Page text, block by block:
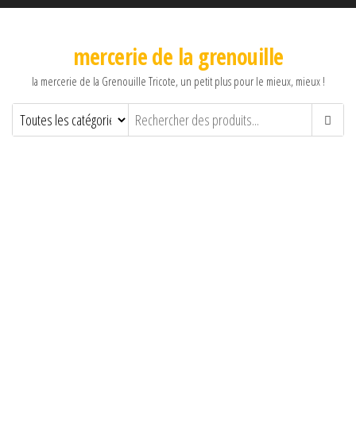
mercerie de la grenouille
la mercerie de la Grenouille Tricote, un petit plus pour le mieux, mieux !